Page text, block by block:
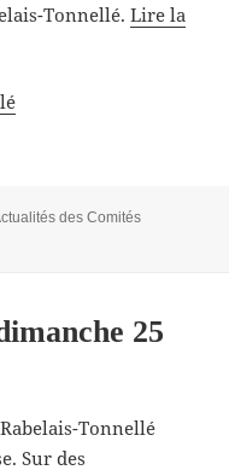
Tonnellé.Lire la
des Comités
25
Tonnellé
Sur des